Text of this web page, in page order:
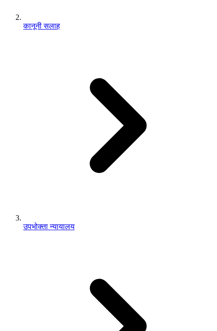
कानूनी सलाह
उपभोक्ता न्यायालय